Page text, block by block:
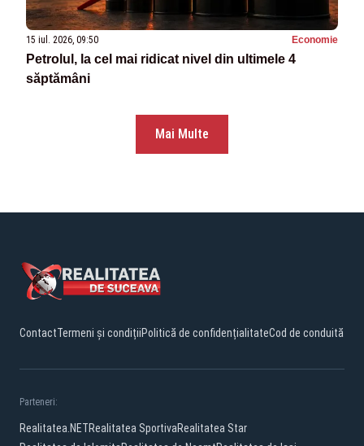
15 iul. 2026, 09:50 Economie
Petrolul, la cel mai ridicat nivel din ultimele 4
săptămâni
Mai Multe
ContactTermeni și condițiiPolitică de confidențialitateCod de conduită
Parteneri:
Realitatea.NETRealitatea SportivaRealitatea Star